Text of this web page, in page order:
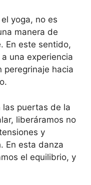
yoga, no es
manera de
En este sentido,
una experiencia
peregrinaje hacia
las puertas de la
liberáramos no
y
En esta danza
el equilibrio, y